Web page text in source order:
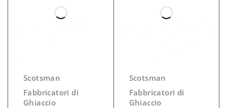
Scotsman
Fabbricatori di
Ghiaccio
Scotsman
Fabbricatori di
Ghiaccio